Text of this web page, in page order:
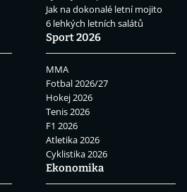
Jak na dokonalé letní mojito
6 lehkých letních salátů
Sport 2026
MMA
Fotbal 2026/27
Hokej 2026
Tenis 2026
F1 2026
Atletika 2026
Cyklistika 2026
Ekonomika